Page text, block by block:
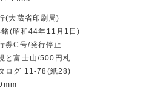
(大蔵省印刷局)
(昭和44年11月1日)
券C号/発行停止
と富士山/500円札
ログ 11-78(紙28)